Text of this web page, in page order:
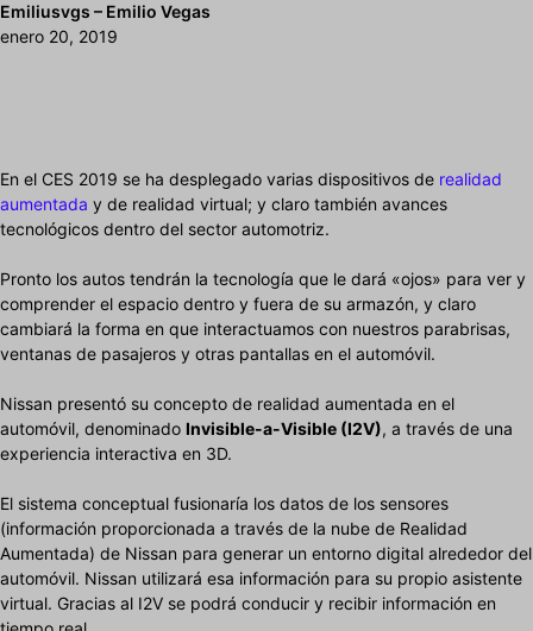
Emiliusvgs – Emilio Vegas
enero 20, 2019
En el CES 2019 se ha desplegado varias dispositivos de realidad
aumentada y de realidad virtual; y claro también avances
tecnológicos dentro del sector automotriz.
Pronto los autos tendrán la tecnología que le dará «ojos» para ver y
comprender el espacio dentro y fuera de su armazón, y claro
cambiará la forma en que interactuamos con nuestros parabrisas,
ventanas de pasajeros y otras pantallas en el automóvil.
Nissan presentó su concepto de realidad aumentada en el
automóvil, denominado Invisible-a-Visible (I2V), a través de una
experiencia interactiva en 3D.
El sistema conceptual fusionaría los datos de los sensores
(información proporcionada a través de la nube de Realidad
Aumentada) de Nissan para generar un entorno digital alrededor del
automóvil. Nissan utilizará esa información para su propio asistente
virtual. Gracias al I2V se podrá conducir y recibir información en